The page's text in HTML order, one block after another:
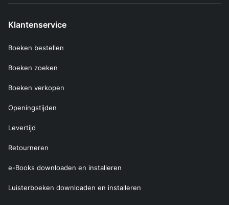
Klantenservice
Boeken bestellen
Boeken zoeken
Boeken verkopen
Openingstijden
Levertijd
Retourneren
e-Books downloaden en installeren
Luisterboeken downloaden en installeren